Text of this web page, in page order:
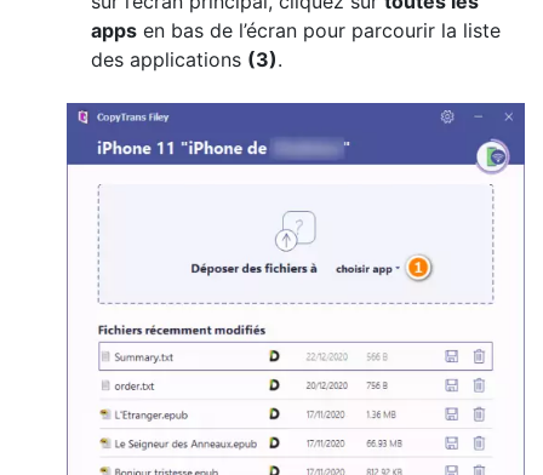
apps en bas de l’écran pour parcourir la liste
des applications (3).